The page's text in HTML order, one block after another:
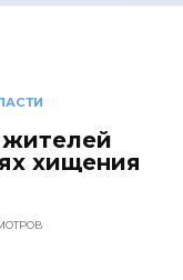
хищения